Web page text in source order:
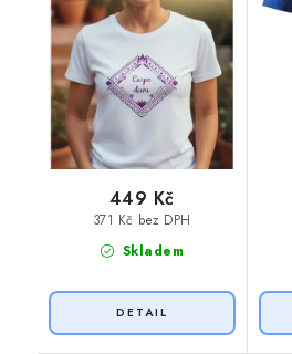
Skladem
371 Kč bez DPH
449 Kč